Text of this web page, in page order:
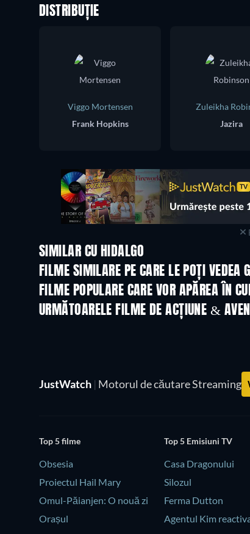
DISTRIBUȚIE
Viggo Mortensen
Frank Hopkins
Zuleikha
Jazira
SIMILAR CU HIDALGO
FILME SIMILARE PE CARE LE POȚI VEDEA
FILME POPULARE CARE VOR APĂREA ÎN
URMĂTOARELE FILME DE ACȚIUNE &
JustWatch | Motorul de căutare Streaming
Top 5 filme
Obsesia
Proiectul Hail Mary
Omul-Păianjen: O nouă zi
Orașul
Top 5 Emisiuni TV
Casa Dragonului
Silozul
Ferma Dutton
Agentul Kim